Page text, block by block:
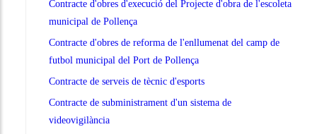
Contracte d'obres d'execució del Projecte d'obra de l'escoleta
municipal de Pollença
Contracte d'obres de reforma de l'enllumenat del camp de
futbol municipal del Port de Pollença
Contracte de serveis de tècnic d'esports
Contracte de subministrament d'un sistema de
videovigilància